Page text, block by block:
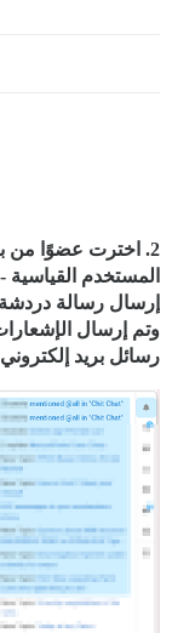
المستخدم القياسية
إرسال رسالة
وتم إرسال
رسائل بريد